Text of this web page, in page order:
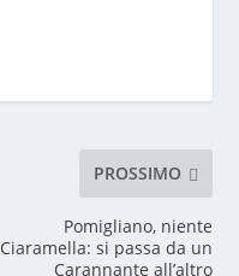
PROSSIMO
Pomigliano, niente
Ciaramella: si passa da un
Carannante all’altro